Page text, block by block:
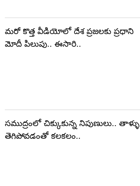
మరో కొత్త వీడియోలో దేశ ప్రజలకు ప్రధాని
మోదీ పిలుపు.. ఈసారి..
సముద్రంలో చిక్కుకున్న నిపుణులు.. తాళ్ళు
తెగిపోవడంతో కలకలం..